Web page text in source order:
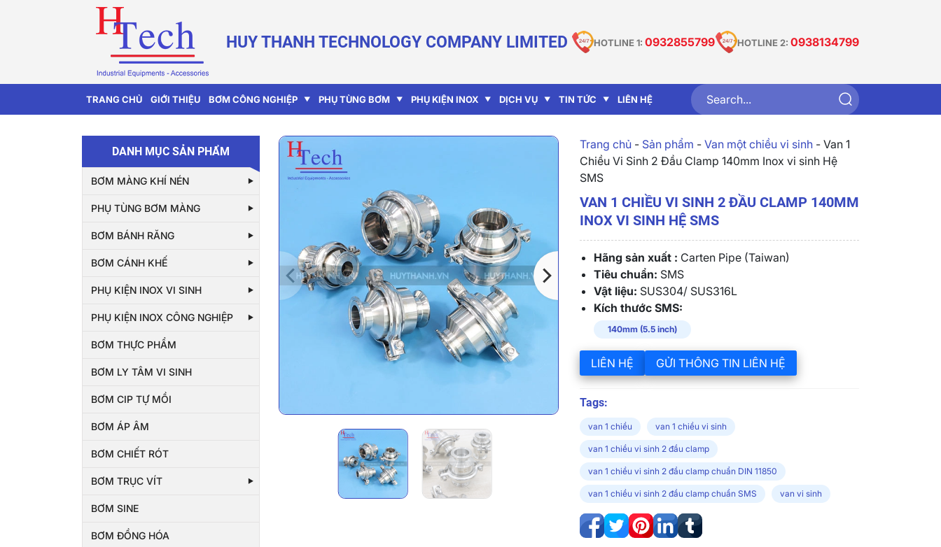
HUY THANH TECHNOLOGY COMPANY LIMITED HOTLINE 1: 0932855799 HOTLINE 2: 0938134799
TRANG CHỦ GIỚI THIỆU BƠM CÔNG NGHIỆP PHỤ TÙNG BƠM PHỤ KIỆN INOX DỊCH VỤ TIN TỨC LIÊN HỆ
DANH MỤC SẢN PHẨM
BƠM MÀNG KHÍ NÉN
PHỤ TÙNG BƠM MÀNG
BƠM BÁNH RĂNG
BƠM CÁNH KHẾ
PHỤ KIỆN INOX VI SINH
PHỤ KIỆN INOX CÔNG NGHIỆP
BƠM THỰC PHẨM
BƠM LY TÂM VI SINH
BƠM CIP TỰ MỒI
BƠM ÁP ÂM
BƠM CHIẾT RÓT
BƠM TRỤC VÍT
BƠM SINE
BƠM ĐỒNG HÓA
Trang chủ- Sản phẩm - Van một chiều vi sinh- Van 1
Chiều Vi Sinh 2 Đầu Clamp 140mm Inox vi sinh Hệ
SMS
VAN 1 CHIỀU VI SINH 2 ĐẦU CLAMP 140MM
INOX VI SINH HỆ SMS
Hãng sản xuất : Carten Pipe (Taiwan)
Tiêu chuẩn: SMS
Vật liệu: SUS304/ SUS316L
Kích thước SMS:
140mm (5.5 inch)
LIÊN HỆ GỬI THÔNG TIN LIÊN HỆ
Tags:
van 1 chiều van 1 chiều vi sinh
van 1 chiều vi sinh 2 đầu clamp
van 1 chiều vi sinh 2 đầu clamp chuẩn DIN 11850
van 1 chiều vi sinh 2 đầu clamp chuẩn SMS van vi sinh